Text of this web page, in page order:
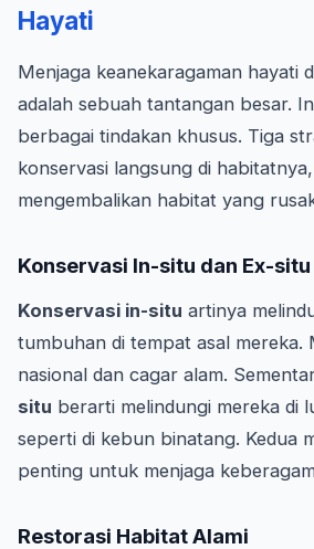
Hayati
Menjaga keanekaragaman hayati
adalah sebuah tantangan besar.
berbagai tindakan khusus. Tiga
konservasi langsung di
mengembalikan habitat yang
Konservasi In-situ dan Ex-situ
Konservasi in-situ artinya
tumbuhan di tempat asal mereka.
nasional dan cagar alam.
situ berarti melindungi mereka di
seperti di kebun binatang. Kedua
penting untuk menjaga
Restorasi Habitat Alami